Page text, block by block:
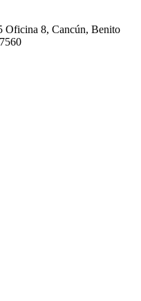
Oficina 8, Cancún, Benito